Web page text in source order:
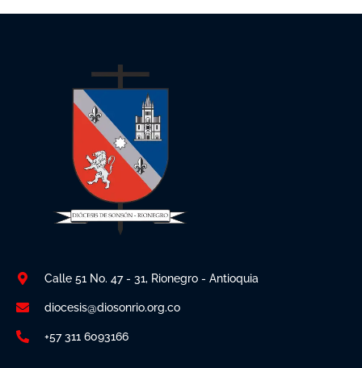
Calle 51 No. 47 - 31, Rionegro - Antioquia
diocesis@diosonrio.org.co
+57 311 6093166